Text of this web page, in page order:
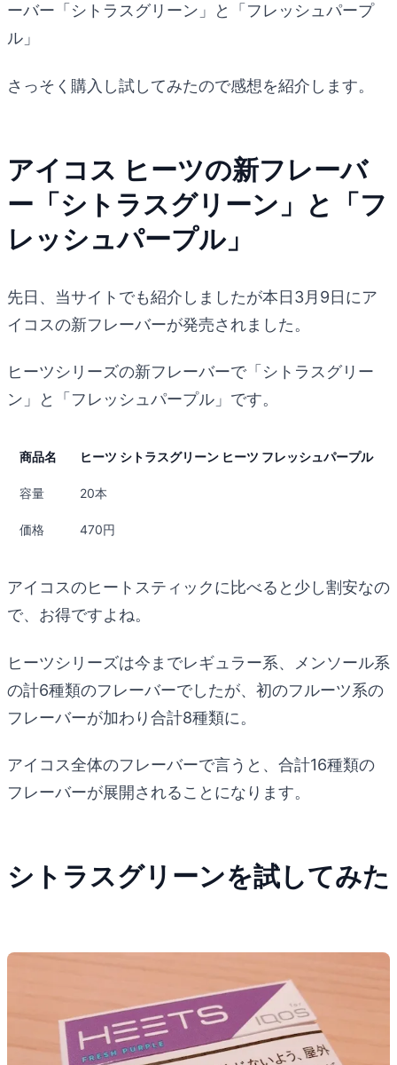
ーバー「シトラスグリーン」と「フレッシュパープ
ル」
さっそく購入し試してみたので感想を紹介します。
アイコス ヒーツの新フレーバ
ー「シトラスグリーン」と「フ
レッシュパープル」
先日、当サイトでも紹介しましたが本日3月9日にア
イコスの新フレーバーが発売されました。
ヒーツシリーズの新フレーバーで「シトラスグリー
ン」と「フレッシュパープル」です。
商品名 ヒーツ シトラスグリーン ヒーツ フレッシュパープル
容量 20本
価格 470円
アイコスのヒートスティックに比べると少し割安なの
で、お得ですよね。
ヒーツシリーズは今までレギュラー系、メンソール系
の計6種類のフレーバーでしたが、初のフルーツ系の
フレーバーが加わり合計8種類に。
アイコス全体のフレーバーで言うと、合計16種類の
フレーバーが展開されることになります。
シトラスグリーンを試してみた